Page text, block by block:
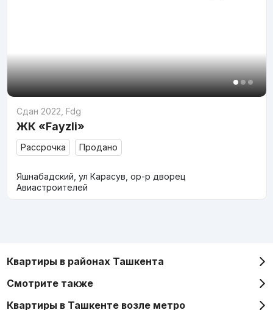
Сдан 2022 Fdg
ЖК «Fayzli»
Рассрочка Продано
Яшнабадский, ул Карасув, ор-р дворец
Авиастроителей
Квартиры в районах Ташкента
Смотрите также
Квартиры в Ташкенте возле метро